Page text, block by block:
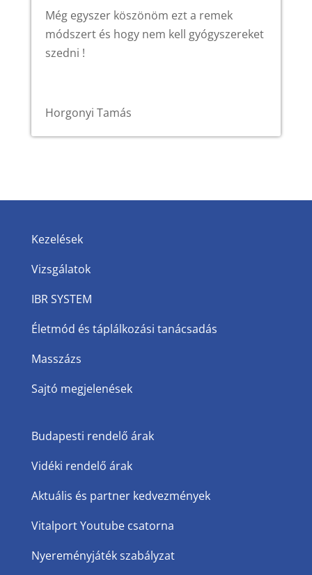
Még egyszer köszönöm ezt a remek
módszert és hogy nem kell gyógyszereket
szedni !
Horgonyi Tamás
Kezelések
Vizsgálatok
IBR SYSTEM
Életmód és táplálkozási tanácsadás
Masszázs
Sajtó megjelenések
Budapesti rendelő árak
Vidéki rendelő árak
Aktuális és partner kedvezmények
Vitalport Youtube csatorna
Nyereményjáték szabályzat